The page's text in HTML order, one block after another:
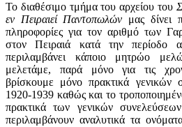
Το διαθέσιμο τμήμα του αρχείου του
εν Πειραιεί Παντοπωλών μας δίνει
πληροφορίες για τον αριθμό των
στον Πειραιά κατά την περίοδο
περιλαμβάνει κάποιο μητρώο
μελετάμε, παρά μόνο για τις
βρίσκουμε μόνο πρακτικά γενικών
1920-1939 καθώς και το
πρακτικά των γενικών
περιλαμβάνουν αναλυτικά τα